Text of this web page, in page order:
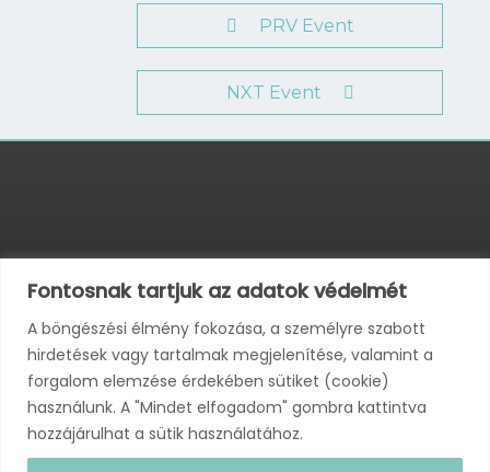
Fontosnak tartjuk az adatok védelmét
A böngészési élmény fokozása, a személyre szabott
hirdetések vagy tartalmak megjelenítése, valamint a
forgalom elemzése érdekében sütiket (cookie)
használunk. A "Mindet elfogadom" gombra kattintva
hozzájárulhat a sütik használatához.
PRV Event
NXT Event
2000 Szentendre, Várkonyi Zoltán utca 8.
HETI HÍRLEVÉL
E-mail cím: